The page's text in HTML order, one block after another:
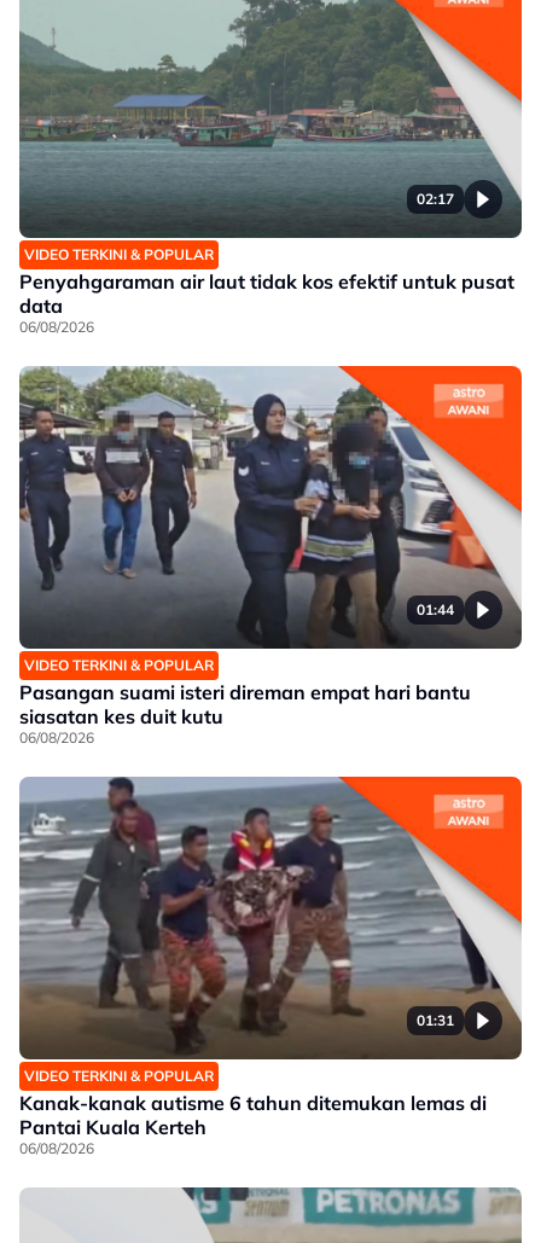
02:17
VIDEO TERKINI & POPULAR
Penyahgaraman air laut tidak kos efektif untuk pusat
data
06/08/2026
01:44
VIDEO TERKINI & POPULAR
Pasangan suami isteri direman empat hari bantu
siasatan kes duit kutu
06/08/2026
01:31
VIDEO TERKINI & POPULAR
Kanak-kanak autisme 6 tahun ditemukan lemas di
Pantai Kuala Kerteh
06/08/2026